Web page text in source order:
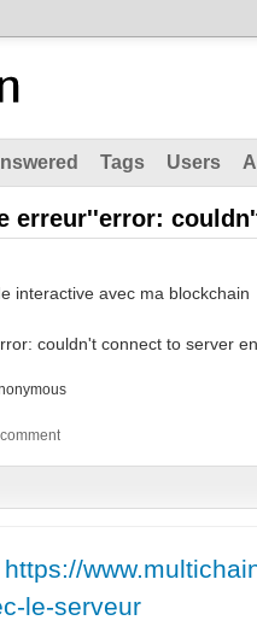
Tags Users
erreur''error:
interactive avec ma blockchain
couldn't connect to server
https://
le-serveur